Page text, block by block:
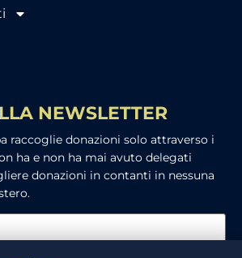
NEWSLETTER
raccoglie donazioni solo attraverso i
ha e non ha mai avuto delegati
donazioni in contanti in nessuna